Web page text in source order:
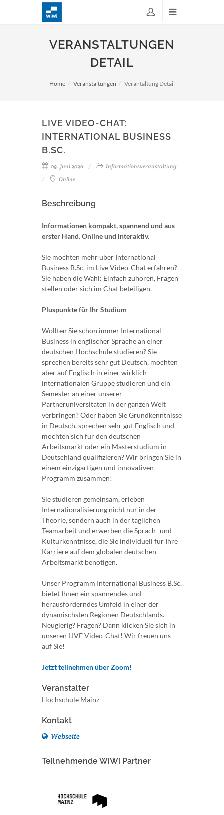
VERANSTALTUNGEN
DETAIL
Home Veranstaltungen Verantaltung Detail
LIVE VIDEO-CHAT:
INTERNATIONAL BUSINESS
B.SC.
09. Juni 2026
Informationsveranstaltung
Online
Beschreibung
Informationen kompakt, spannend und aus
erster Hand. Online und interaktiv.
Sie möchten mehr über International
Business B.Sc. im Live Video-Chat erfahren?
Sie haben die Wahl: Einfach zuhören, Fragen
stellen oder sich im Chat beteiligen.
Pluspunkte für Ihr Studium
Wollten Sie schon immer International
Business in englischer Sprache an einer
deutschen Hochschule studieren? Sie
sprechen bereits sehr gut Deutsch, möchten
aber auf Englisch in einer wirklich
internationalen Gruppe studieren und ein
Semester an einer unserer
Partneruniversitäten in der ganzen Welt
verbringen? Oder haben Sie Grundkenntnisse
in Deutsch, sprechen sehr gut Englisch und
möchten sich für den deutschen
Arbeitsmarkt oder ein Masterstudium in
Deutschland qualifizieren? Wir bringen Sie in
einem einzigartigen und innovativen
Programm zusammen!
Sie studieren gemeinsam, erleben
Internationalisierung nicht nur in der
Theorie, sondern auch in der täglichen
Teamarbeit und erwerben die Sprach- und
Kulturkenntnisse, die Sie individuell für Ihre
Karriere auf dem globalen deutschen
Arbeitsmarkt benötigen.
Unser Programm International Business B.Sc.
bietet Ihnen ein spannendes und
herausforderndes Umfeld in einer der
dynamischsten Regionen Deutschlands.
Neugierig? Fragen? Dann klicken Sie sich in
unseren LIVE Video-Chat! Wir freuen uns
auf Sie!
Jetzt teilnehmen über Zoom!
Veranstalter
Hochschule Mainz
Kontakt
Webseite
Teilnehmende WiWi Partner